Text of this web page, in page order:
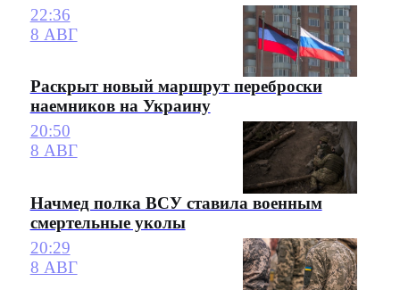
22:36
8 АВГ
Раскрыт новый маршрут переброски
наемников на Украину
20:50
8 АВГ
Начмед полка ВСУ ставила военным
смертельные уколы
20:29
8 АВГ